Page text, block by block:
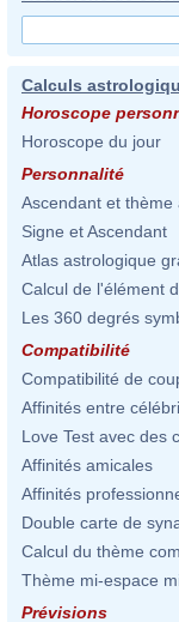
Calculs
Horoscope
Horoscope du jour
Personnalité
Ascendant et thème
Signe et Ascendant
Atlas astrologique
Calcul de l'élément
Les 360 degrés
Compatibilité
Compatibilité de
Affinités entre
Love Test avec des
Affinités amicales
Affinités
Double carte de
Calcul du thème
Thème mi-espace
Prévisions